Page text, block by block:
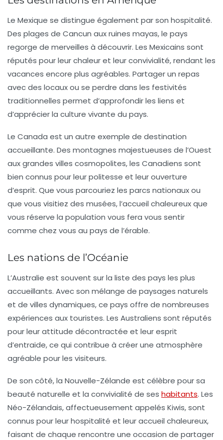
Le Mexique se distingue également par son hospitalité.
Des plages de Cancun aux ruines mayas, le pays
regorge de merveilles à découvrir. Les Mexicains sont
réputés pour leur chaleur et leur convivialité, rendant les
vacances encore plus agréables. Partager un repas
avec des locaux ou se perdre dans les festivités
traditionnelles permet d’approfondir les liens et
d’apprécier la culture vivante du pays.
Le Canada est un autre exemple de destination
accueillante. Des montagnes majestueuses de l’Ouest
aux grandes villes cosmopolites, les Canadiens sont
bien connus pour leur politesse et leur ouverture
d’esprit. Que vous parcouriez les parcs nationaux ou
que vous visitiez des musées, l’accueil chaleureux que
vous réserve la population vous fera vous sentir
comme chez vous au pays de l’érable.
Les nations de l’Océanie
L’Australie est souvent sur la liste des pays les plus
accueillants. Avec son mélange de paysages naturels
et de villes dynamiques, ce pays offre de nombreuses
expériences aux touristes. Les Australiens sont réputés
pour leur attitude décontractée et leur esprit
d’entraide, ce qui contribue à créer une atmosphère
agréable pour les visiteurs.
De son côté, la Nouvelle-Zélande est célèbre pour sa
beauté naturelle et la convivialité de ses habitants. Les
Néo-Zélandais, affectueusement appelés Kiwis, sont
connus pour leur hospitalité et leur accueil chaleureux,
faisant de chaque rencontre une occasion de partager